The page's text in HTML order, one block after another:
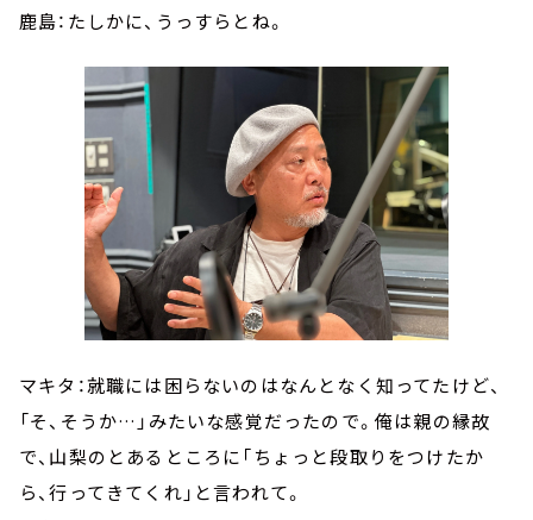
鹿島：たしかに、うっすらとね。
マキタ：就職には困らないのはなんとなく知ってたけど、
「そ、そうか…」みたいな感覚だったので。俺は親の縁故
で、山梨のとあるところに「ちょっと段取りをつけたか
ら、行ってきてくれ」と言われて。